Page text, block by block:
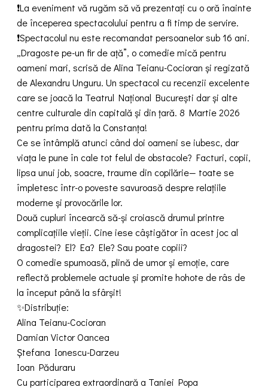
❗️La eveniment vă rugăm să vă prezentați cu o oră înainte
de începerea spectacolului pentru a fi timp de servire.
❗️Spectacolul nu este recomandat persoanelor sub 16 ani.
„Dragoste pe-un fir de ață”, o comedie mică pentru
oameni mari, scrisă de Alina Teianu-Cocioran și regizată
de Alexandru Unguru. Un spectacol cu recenzii excelente
care se joacă la Teatrul Național București dar și alte
centre culturale din capitală și din țară. 8 Martie 2026
pentru prima dată la Constanța!
Ce se întâmplă atunci când doi oameni se iubesc, dar
viața le pune în cale tot felul de obstacole? Facturi, copii,
lipsa unui job, soacre, traume din copilărie— toate se
împletesc într-o poveste savuroasă despre relațiile
moderne și provocările lor.
Două cupluri încearcă să-și croiască drumul printre
complicațiile vieții. Cine iese câștigător în acest joc al
dragostei? El? Ea? Ele? Sau poate copiii?
O comedie spumoasă, plină de umor și emoție, care
reflectă problemele actuale și promite hohote de râs de
la început până la sfârșit!
✨️Distribuție:
Alina Teianu-Cocioran
Damian Victor Oancea
Ștefana Ionescu-Darzeu
Ioan Păduraru
Cu participarea extraordinară a Taniei Popa